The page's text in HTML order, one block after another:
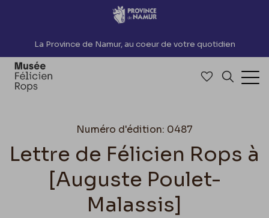
Accèder directement au contenu
La Province de Namur, au coeur de votre quotidien
Accéder à
Numéro d'édition: 0487
Lettre de Félicien Rops à
[Auguste Poulet-
Malassis]